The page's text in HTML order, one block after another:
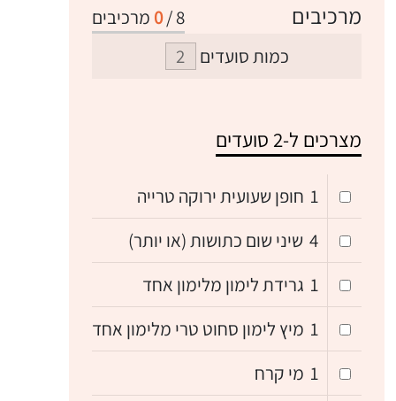
8
/
0 מרכיבים מרכיבים
כמות סועדים
מצרכים ל-2 סועדים
1 חופן שעועית ירוקה טרייה
4 שיני שום כתושות (או יותר)
1 גרידת לימון מלימון אחד
1 מיץ לימון סחוט טרי מלימון אחד
1 מי קרח